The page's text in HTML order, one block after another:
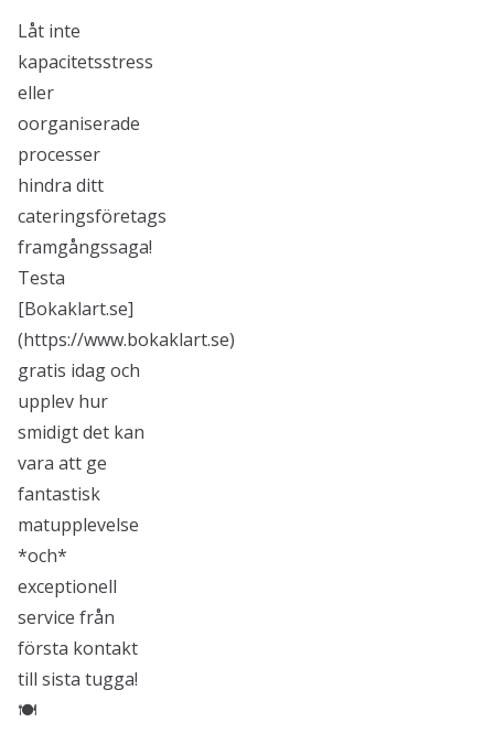
Låt inte
kapacitetsstress
eller
oorganiserade
processer
hindra ditt
cateringsföretags
framgångssaga!
Testa
[Bokaklart.se]
(https://www.bokaklart.se)
gratis idag och
upplev hur
smidigt det kan
vara att ge
fantastisk
matupplevelse
*och*
exceptionell
service från
första kontakt
till sista tugga!
🍽